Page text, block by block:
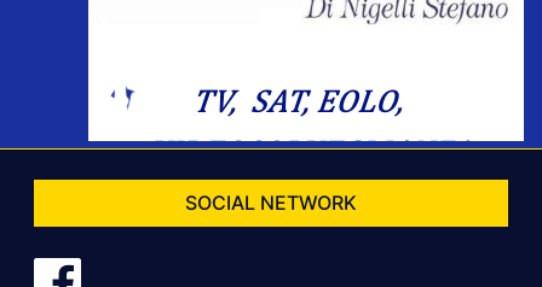
SOCIAL NETWORK